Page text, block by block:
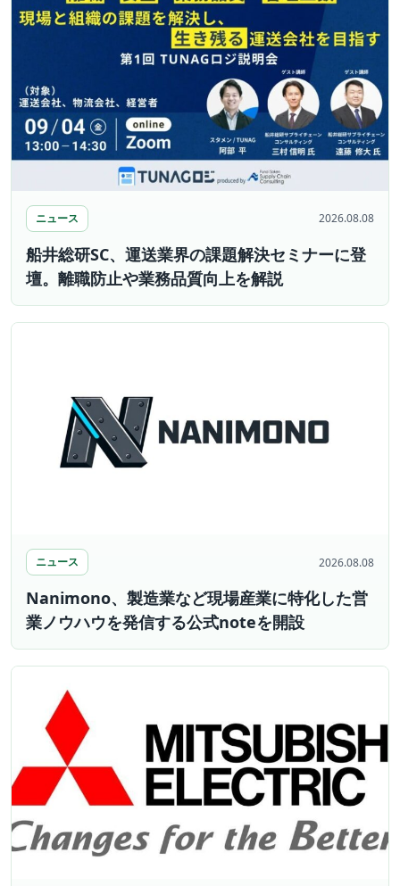
ニュース 2026.08.08
船井総研SC、運送業界の課題解決セミナーに登
壇。離職防止や業務品質向上を解説
ニュース 2026.08.08
Nanimono、製造業など現場産業に特化した営
業ノウハウを発信する公式noteを開設